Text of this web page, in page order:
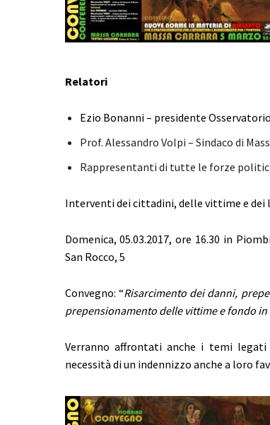
Relatori
Ezio Bonanni – presidente
Prof. Alessandro Volpi – Sindaco di
Rappresentanti di tutte le forze
Interventi dei cittadini, delle vittime e dei
Domenica, 05.03.2017, ore 16.30 in
San Rocco, 5
Convegno: “Risarcimento dei danni,
prepensionamento delle vittime e fondo
Verranno affrontati anche i temi legati
necessità di un indennizzo anche a loro